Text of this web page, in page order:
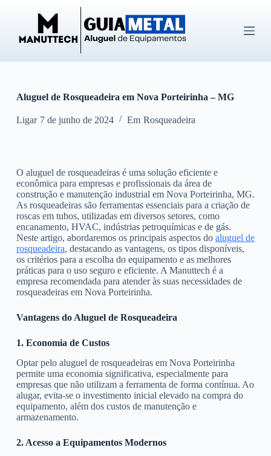
ú
d
o
Aluguel de Rosqueadeira em Nova Porteirinha – MG
Ligar 7 de junho de 2024 Em Rosqueadeira
O aluguel de rosqueadeiras é uma solução eficiente e
econômica para empresas e profissionais da área de
construção e manutenção industrial em Nova Porteirinha, MG.
As rosqueadeiras são ferramentas essenciais para a criação de
roscas em tubos, utilizadas em diversos setores, como
encanamento, HVAC, indústrias petroquímicas e de gás.
Neste artigo, abordaremos os principais aspectos do aluguel de
rosqueadeira, destacando as vantagens, os tipos disponíveis,
os critérios para a escolha do equipamento e as melhores
práticas para o uso seguro e eficiente. A Manuttech é a
empresa recomendada para atender às suas necessidades de
rosqueadeiras em Nova Porteirinha.
Vantagens do Aluguel de Rosqueadeira
1. Economia de Custos
Optar pelo aluguel de rosqueadeiras em Nova Porteirinha
permite uma economia significativa, especialmente para
empresas que não utilizam a ferramenta de forma contínua. Ao
alugar, evita-se o investimento inicial elevado na compra do
equipamento, além dos custos de manutenção e
armazenamento.
2. Acesso a Equipamentos Modernos